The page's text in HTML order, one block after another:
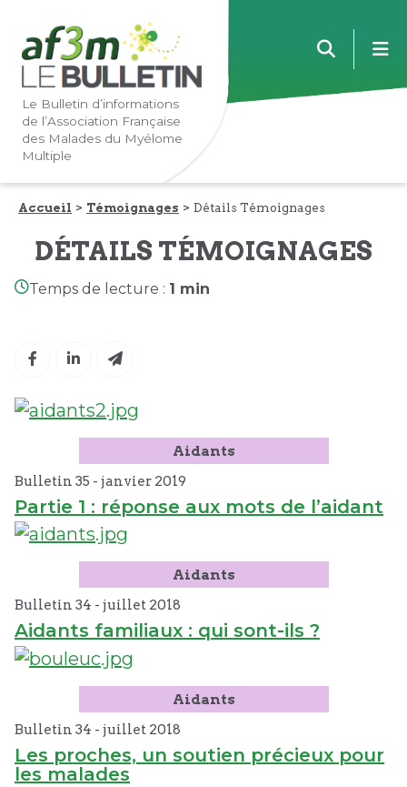
Lien
vers
navigation
principale
Lien
vers
contenu
principal
Le Bulletin d’informations
de l’Association Française
des Malades du Myélome
Multiple
Accueil Témoignages Détails Témoignages
DÉTAILS TÉMOIGNAGES
Temps de lecture : 1 min
Aidants
Bulletin 35 - janvier 2019
Partie 1 : réponse aux mots de l’aidant
Aidants
Bulletin 34 - juillet 2018
Aidants familiaux : qui sont-ils ?
Aidants
Bulletin 34 - juillet 2018
Les proches, un soutien précieux pour
les malades